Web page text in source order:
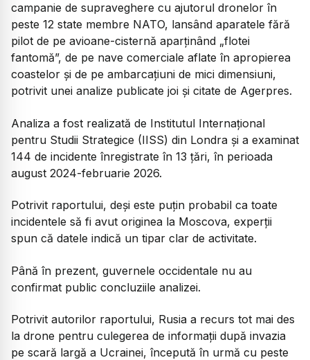
campanie de supraveghere cu ajutorul dronelor în
peste 12 state membre NATO, lansând aparatele fără
pilot de pe avioane-cisternă aparținând „flotei
fantomă”, de pe nave comerciale aflate în apropierea
coastelor și de pe ambarcațiuni de mici dimensiuni,
potrivit unei analize publicate joi și citate de Agerpres.
Analiza a fost realizată de Institutul Internațional
pentru Studii Strategice (IISS) din Londra și a examinat
144 de incidente înregistrate în 13 țări, în perioada
august 2024-februarie 2026.
Potrivit raportului, deși este puțin probabil ca toate
incidentele să fi avut originea la Moscova, experții
spun că datele indică un tipar clar de activitate.
Până în prezent, guvernele occidentale nu au
confirmat public concluziile analizei.
Potrivit autorilor raportului, Rusia a recurs tot mai des
la drone pentru culegerea de informații după invazia
pe scară largă a Ucrainei, începută în urmă cu peste